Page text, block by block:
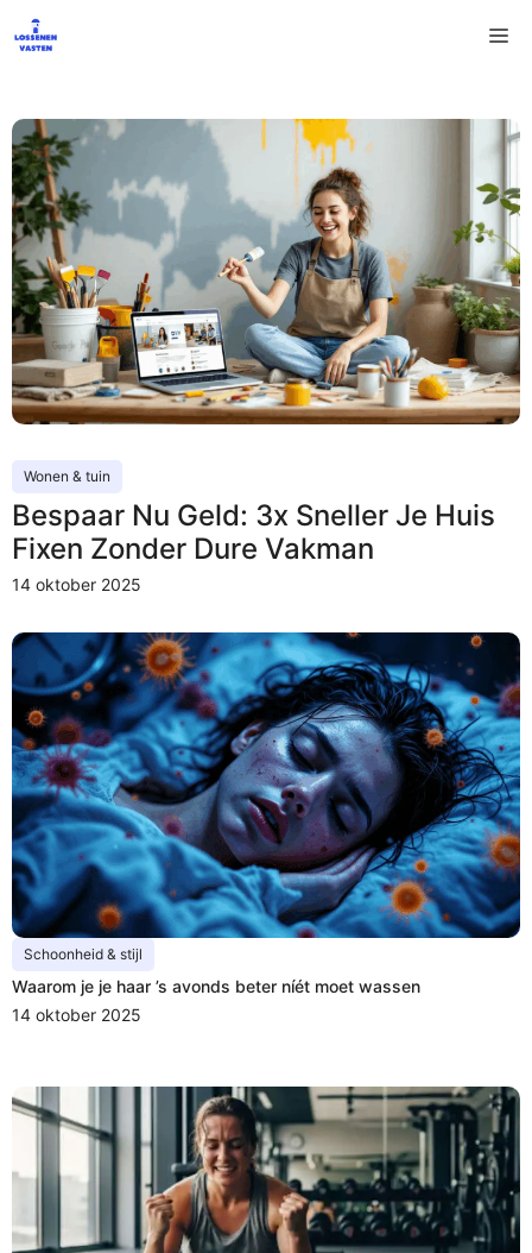
naar
Wonen & tuin
Bespaar Nu Geld: 3x Sneller Je Huis
Fixen Zonder Dure Vakman
14 oktober 2025
Schoonheid & stijl
Waarom je je haar ’s avonds beter níét moet wassen
14 oktober 2025